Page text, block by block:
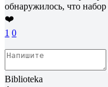
обнаружилось, что набор
❤️
1 0
Biblioteka